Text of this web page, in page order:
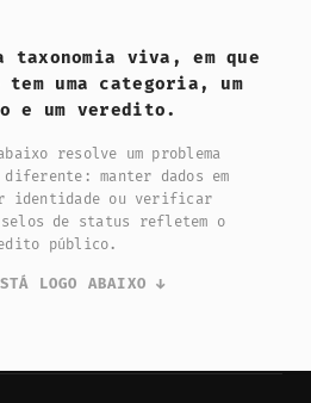
taxonomia viva, em que
uma categoria, um
e um veredito.
resolve um problema
diferente: manter dados em
identidade ou verificar
de status refletem o
público.
LOGO ABAIXO ↓